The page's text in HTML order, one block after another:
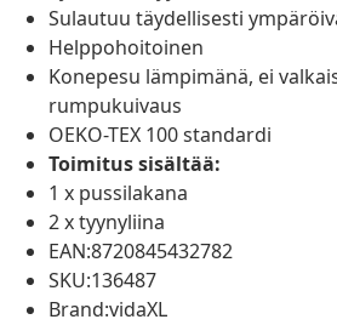
Sulautuu täydellisesti
Helppohoitoinen
Konepesu lämpimänä, ei
rumpukuivaus
OEKO-TEX 100 standardi
Toimitus sisältää:
1 x pussilakana
2 x tyynyliina
EAN:8720845432782
SKU:136487
Brand:vidaXL